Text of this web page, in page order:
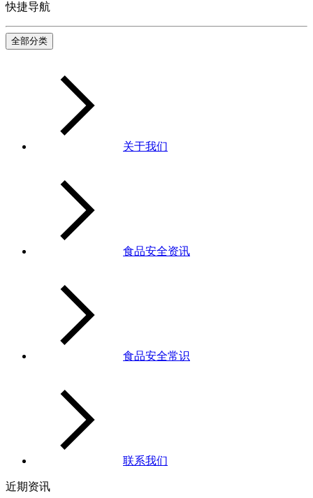
快捷导航
全部分类
关于我们
食品安全资讯
食品安全常识
联系我们
近期资讯